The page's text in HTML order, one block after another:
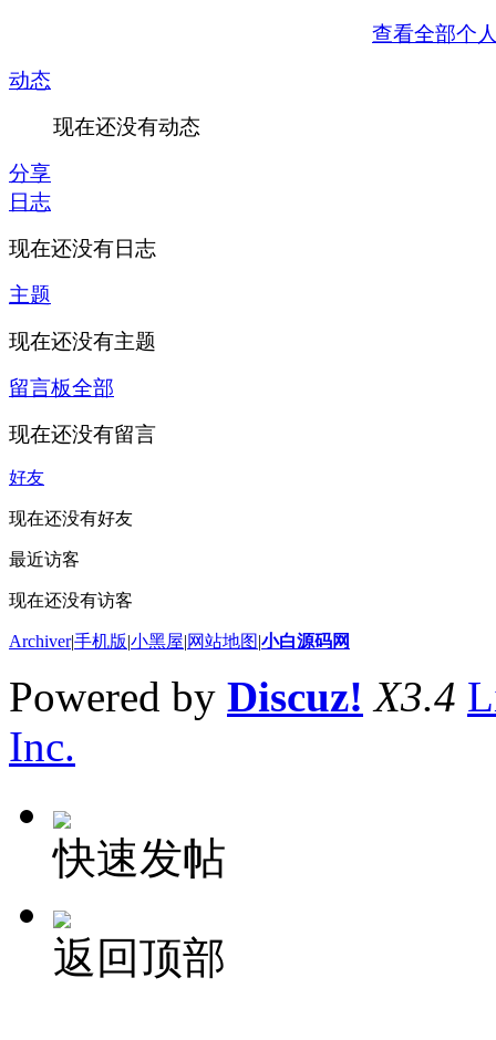
查看全部个
动态
现在还没有动态
分享
日志
现在还没有日志
主题
现在还没有主题
留言板全部
现在还没有留言
好友
现在还没有好友
最近访客
现在还没有访客
Archiver|手机版|小黑屋|网站地图|小白源码网
Powered by Discuz! X3.4
Inc.
快速发帖
返回顶部